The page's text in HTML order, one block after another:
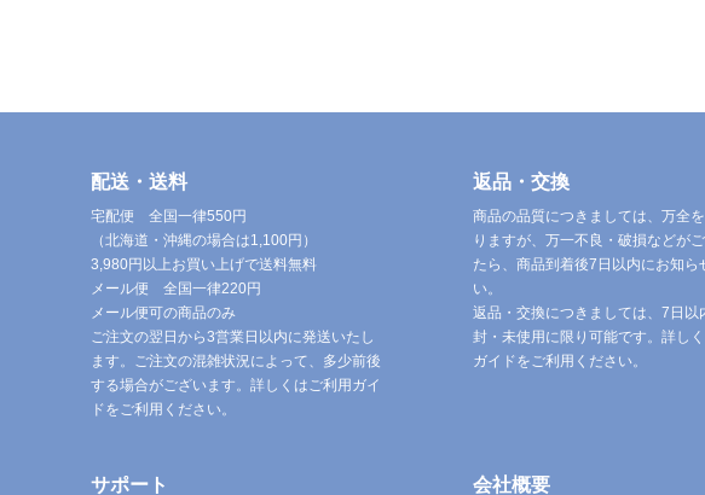
配送・送料
宅配便 全国一律550円
（北海道・沖縄の場合は1,100円）
3,980円以上お買い上げで送料無料
メール便 全国一律220円
メール便可の商品のみ
ご注文の翌日から3営業日以内に発送いたし
ます。ご注文の混雑状況によって、多少前後
する場合がございます。詳しくはご利用ガイ
ドをご利用ください。
返品・交換
商品の品質につきましては、万全
りますが、万一不良・破損などが
たら、商品到着後7日以内にお知ら
い。
返品・交換につきましては、7日以
封・未使用に限り可能です。詳し
ガイドをご利用ください。
サポート 会社概要